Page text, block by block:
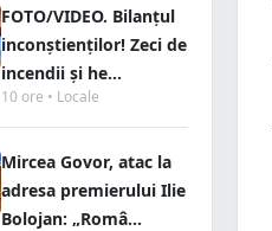
FOTO/VIDEO. Bilanțul
inconștienților! Zeci de
incendii și he...
10 ore • Locale
Mircea Govor, atac la
adresa premierului Ilie
Bolojan: „Româ...